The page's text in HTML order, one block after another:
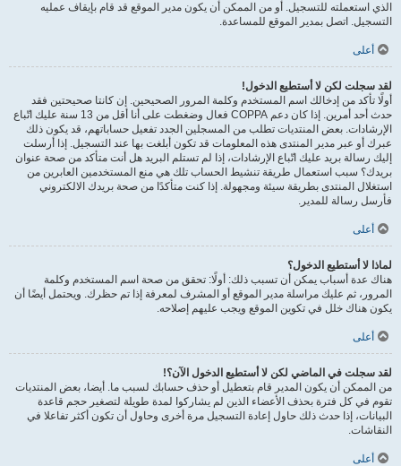
الذي استعملته للتسجيل. أو من الممكن أن يكون مدير الموقع قد قام بإيقاف عمليه
التسجيل. اتصل بمدير الموقع للمساعدة.
أعلى
لقد سجلت لكن لا أستطيع الدخول!
أولًا تأكد من إدخالك اسم المستخدم وكلمة المرور الصحيحين. إن كانتا صحيحتين فقد
حدث أحد أمرين. إذا كان دعم COPPA فعال وضغطت على أنا أقل من 13 سنة عليك اتّباع
الإرشادات. بعض المنتديات تطلب من المسجلين الجدد تفعيل حساباتهم، قد يكون ذلك
عبرك أو عبر مدير المنتدى هذه المعلومات قد تكون أبلغت بها عند التسجيل. إذا أرسلت
إليك رسالة بريد عليك اتّباع الإرشادات، إذا لم تستلم البريد هل أنت متأكد من صحة عنوان
بريدك؟ سبب استعمال طريقة تنشيط الحساب تلك هي منع المستخدمين العابرين من
استغلال المنتدى بطريقة سيئة ومجهولة. إذا كنت متأكدًا من صحة بريدك الالكتروني
فأرسل رسالة للمدير.
أعلى
لماذا لا أستطيع الدخول؟
هناك عدة أسباب يمكن أن تسبب ذلك: أولًا: تحقق من صحة اسم المستخدم وكلمة
المرور، ثم عليك مراسلة مدير الموقع أو المشرف لمعرفة إذا تم حظرك. ويحتمل أيضًا أن
يكون هناك خلل في تكوين الموقع ويجب عليهم إصلاحه.
أعلى
لقد سجلت في الماضي لكن لا أستطيع الدخول الآن؟!
من الممكن أن يكون المدير قام بتعطيل أو حذف حسابك لسبب ما. أيضا، بعض المنتديات
تقوم في كل فترة بحذف الأعضاء الذين لم يشاركوا لمدة طويلة لتصغير حجم قاعدة
البيانات، إذا حدث ذلك حاول إعادة التسجيل مرة أخرى وحاول أن تكون أكثر تفاعلا في
النقاشات.
أعلى